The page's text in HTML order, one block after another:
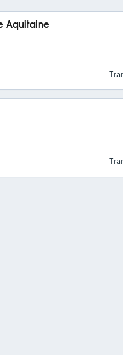
Aquitaine